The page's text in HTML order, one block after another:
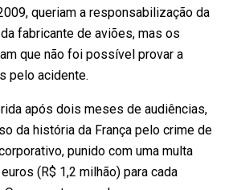
queriam a responsabilização da
fabricante de aviões, mas os
que não foi possível provar a
pelo acidente.
após dois meses de audiências,
da história da França pelo crime de
punido com uma multa
(R$ 1,2 milhão) para cada